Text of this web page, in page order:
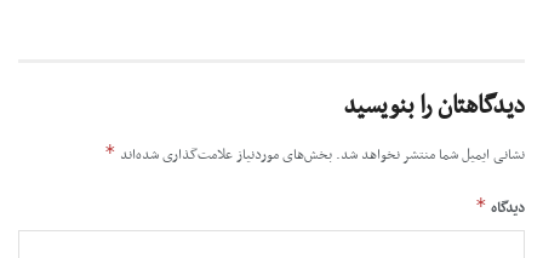
دیدگاهتان را بنویسید
نشانی ایمیل شما منتشر نخواهد شد. بخش‌های موردنیاز علامت‌گذاری شده‌اند *
دیدگاه *